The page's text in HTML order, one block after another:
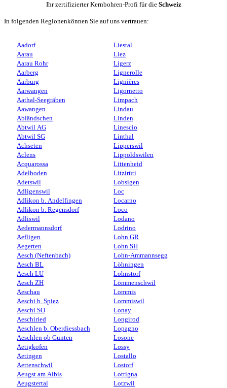
Ihr zertifizierter Kernbohren-Profi für die Schweiz
In folgenden Regionenkönnen Sie auf uns vertrauen:
Aadorf
Aarau
Aarau Rohr
Aarberg
Aarburg
Aarwangen
Aathal-Seegräben
Aawangen
Abländschen
Abtwil AG
Abtwil SG
Achseten
Aclens
Acquarossa
Adelboden
Adetswil
Adligenswil
Adlikon b. Andelfingen
Adlikon b. Regensdorf
Adliswil
Aedermannsdorf
Aefligen
Aegerten
Aesch (Neftenbach)
Aesch BL
Aesch LU
Aesch ZH
Aeschau
Aeschi b. Spiez
Aeschi SO
Aeschiried
Aeschlen b. Oberdiessbach
Aeschlen ob Gunten
Aetigkofen
Aetingen
Aettenschwil
Aeugst am Albis
Aeugstertal
Liestal
Liez
Ligerz
Lignerolle
Lignières
Ligornetto
Limpach
Lindau
Linden
Linescio
Linthal
Lipperswil
Lippoldswilen
Littenheid
Litzirüti
Lobsigen
Loc
Locarno
Loco
Lodano
Lodrino
Lohn GR
Lohn SH
Lohn-Ammannsegg
Löhningen
Lohnstorf
Lömmenschwil
Lommis
Lommiswil
Lonay
Longirod
Lopagno
Losone
Lossy
Lostallo
Lostorf
Lottigna
Lotzwil